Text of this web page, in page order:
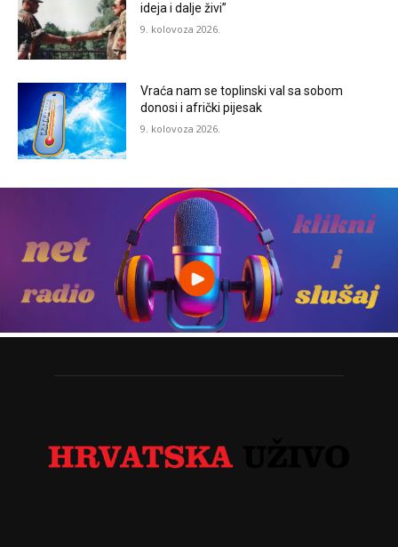
ideja i dalje živi”
9. kolovoza 2026.
Vraća nam se toplinski val sa sobom
donosi i afrički pijesak
9. kolovoza 2026.